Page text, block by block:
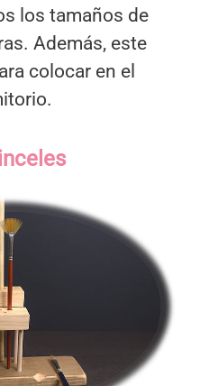
los tamaños de
Además, este
colocar en el